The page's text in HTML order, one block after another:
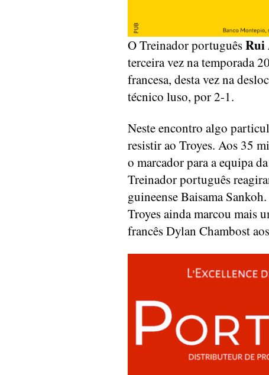
O Treinador portuguêsRui
terceira vez na temporada
francesa, desta vez na
técnico luso, por 2-1.
Neste encontro algo
resistir ao Troyes. Aos 35
o marcador para a equipa
Treinador português
guineense Baisama
Troyes ainda marcou mais
francês Dylan Chambost